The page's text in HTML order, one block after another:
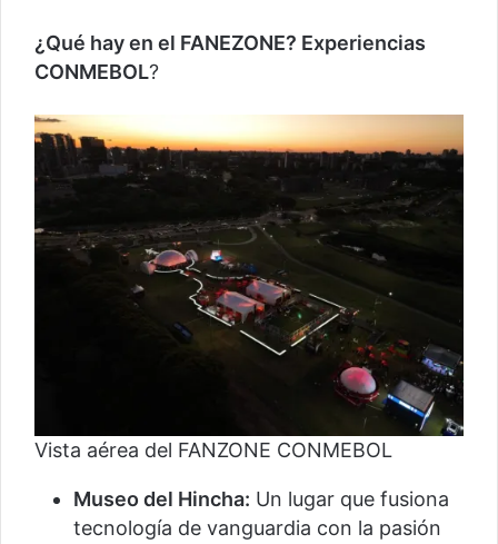
¿Qué hay en el FANEZONE? Experiencias
CONMEBOL?
Vista aérea del FANZONE CONMEBOL
Museo del Hincha: Un lugar que fusiona
tecnología de vanguardia con la pasión